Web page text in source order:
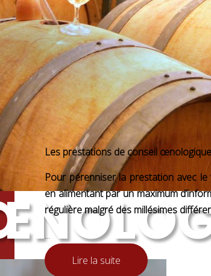
Les prestations de conseil
Pour pérenniser la prestation avec le
en alimentant par un maximum
régulière malgré des millésimes
...
Lire la suite